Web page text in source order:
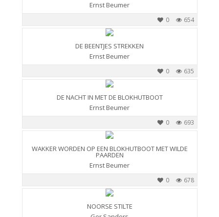
Ernst Beumer
654
0
DE BEENTJES STREKKEN
Ernst Beumer
635
0
DE NACHT IN MET DE BLOKHUTBOOT
Ernst Beumer
693
0
WAKKER WORDEN OP EEN BLOKHUTBOOT MET WILDE
PAARDEN
Ernst Beumer
678
0
NOORSE STILTE